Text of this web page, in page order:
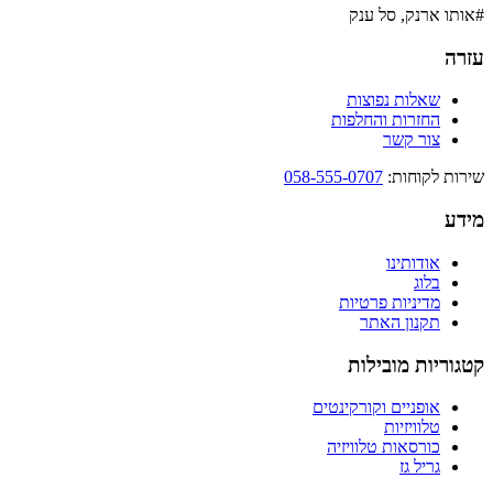
#אותו ארנק, סל ענק
עזרה
שאלות נפוצות
החזרות והחלפות
צור קשר
שירות לקוחות:
058-555-0707
מידע
אודותינו
בלוג
מדיניות פרטיות
תקנון האתר
קטגוריות מובילות
אופניים וקורקינטים
טלוויזיות
כורסאות טלוויזיה
גריל גז